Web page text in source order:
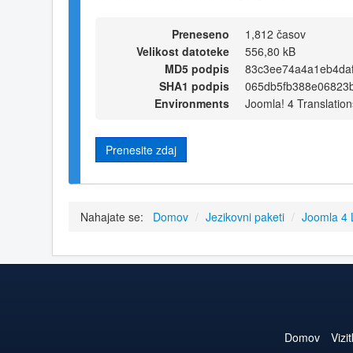
Preneseno
1,812 časov
Velikost datoteke
556,80 kB
MD5 podpis
SHA1 podpis
Environments
Joomla! 4
Prenesite zdaj
Nahajate se: Domov / Jezikovni paketi / Joomla 4
Domov